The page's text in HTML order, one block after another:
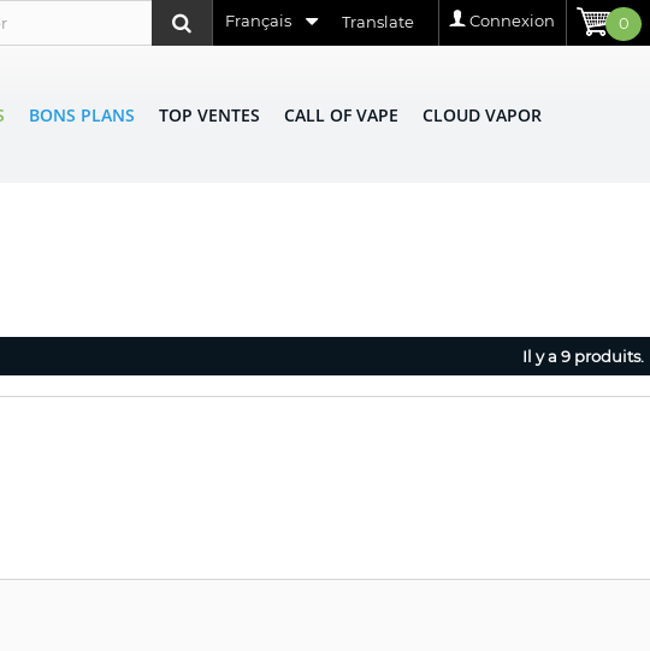
0
Connexion
Translate
Français
BONS PLANS TOP VENTES CALL OF VAPE CLOUD VAPOR
Il y a 9 produits.